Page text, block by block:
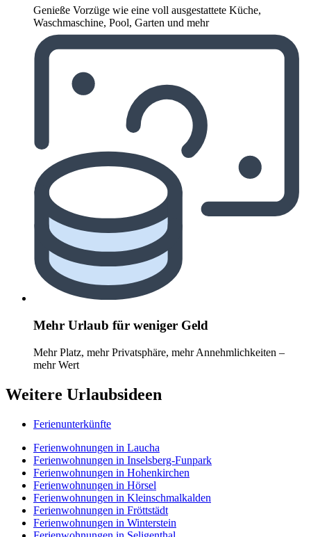
Genieße Vorzüge wie eine voll ausgestattete Küche,
Waschmaschine, Pool, Garten und mehr
Mehr Urlaub für weniger Geld
Mehr Platz, mehr Privatsphäre, mehr Annehmlichkeiten –
mehr Wert
Weitere Urlaubsideen
Ferienunterkünfte
Ferienwohnungen in Laucha
Ferienwohnungen in Inselsberg-Funpark
Ferienwohnungen in Hohenkirchen
Ferienwohnungen in Hörsel
Ferienwohnungen in Kleinschmalkalden
Ferienwohnungen in Fröttstädt
Ferienwohnungen in Winterstein